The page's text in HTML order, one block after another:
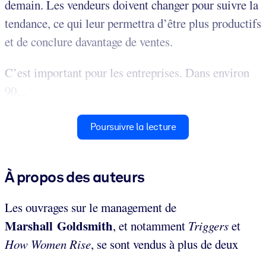
demain. Les vendeurs doivent changer pour suivre la
tendance, ce qui leur permettra d’être plus productifs
et de conclure davantage de ventes.
C’est important pour les entreprises. Dans environ
90...
Poursuivre la lecture
À propos des auteurs
Les ouvrages sur le management de
Marshall Goldsmith, et notamment Triggerset
How Women Rise, se sont vendus à plus de deux